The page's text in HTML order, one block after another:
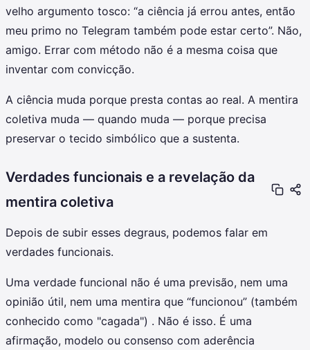
velho argumento tosco: “a ciência já errou antes, então
meu primo no Telegram também pode estar certo”. Não,
amigo. Errar com método não é a mesma coisa que
inventar com convicção.
A ciência muda porque presta contas ao real. A mentira
coletiva muda — quando muda — porque precisa
preservar o tecido simbólico que a sustenta.
Verdades funcionais e a revelação da
mentira coletiva
Depois de subir esses degraus, podemos falar em
verdades funcionais.
Uma verdade funcional não é uma previsão, nem uma
opinião útil, nem uma mentira que “funcionou” (também
conhecido como "cagada") . Não é isso. É uma
afirmação, modelo ou consenso com aderência